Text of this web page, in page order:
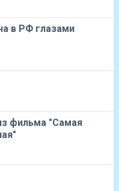
в РФ глазами
фильма "Самая